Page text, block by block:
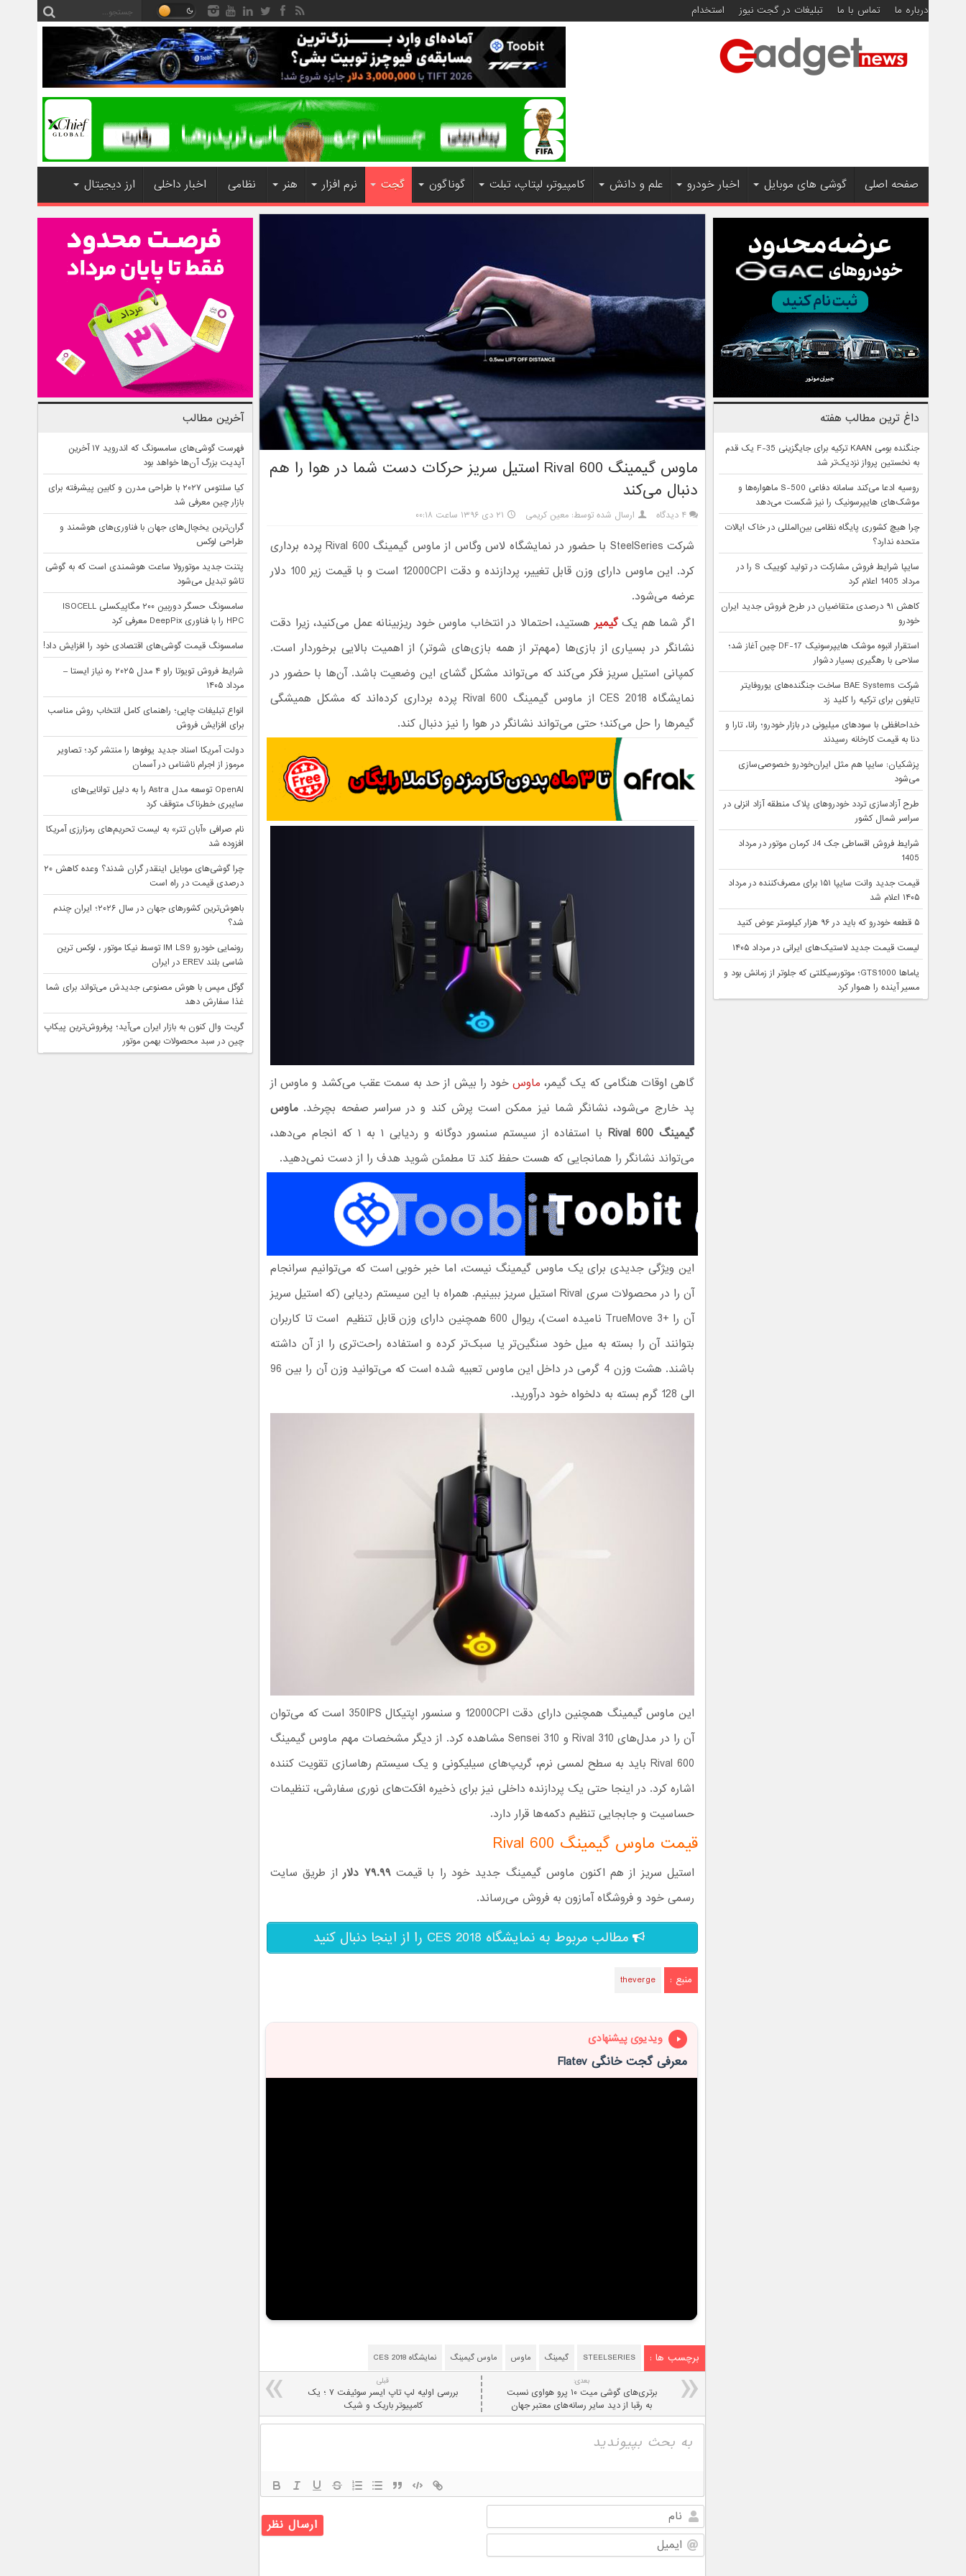
درباره ما تماس با ما تبلیغات در گجت نیوز استخدام
صفحه اصلی گوشی های موبایل اخبار خودرو علم و دانش کامپیوتر، لپتاپ، تبلت گوناگون گجت نرم افزار هنر نظامی اخبار داخلی ارز دیجیتال
ماوس گیمینگ Rival 600 استیل سریز حرکات دست شما در هوا را هم
دنبال می‌کند
۴ دیدگاه ارسال شده توسط: معین کریمی ۲۱ دی ۱۳۹۶ ساعت ۰۰:۱۸
شرکت SteelSeries با حضور در نمایشگاه لاس وگاس از ماوس گیمینگ Rival 600 پرده برداری
کرد. این ماوس دارای وزن قابل تغییر، پردازنده و دقت 12000CPI است و با قیمت زیر 100 دلار
عرضه می‌شود.
اگر شما هم یکگیمیر هستید، احتمالا در انتخاب ماوس خود ریزبینانه عمل می‌کنید، زیرا دقت
نشانگر در بسیاری از بازی‌ها (مهم‌تر از همه بازی‌های شوتر) از اهمیت بالایی برخوردار است.
کمپانی استیل سریز فکر می‌کند که می‌تواند مشکل گشای این وضعیت باشد. آن‌ها با حضور در
نمایشگاه CES 2018 از ماوس گیمینگ Rival 600 پرده برداری کرده‌اند که مشکل همیشگی
گیمرها را حل می‌کند؛ حتی می‌تواند نشانگر در هوا را نیز دنبال کند.
گاهی اوقات هنگامی که یک گیمر، ماوس خود را بیش از حد به سمت عقب می‌کشد و ماوس از
پد خارج می‌شود، نشانگر شما نیز ممکن است پرش کند و در سراسر صفحه بچرخد. ماوس
گیمینگ Rival 600
با استفاده از سیستم سنسور دوگانه و ردیابی ۱ به ۱ که انجام می‌دهد،
می‌تواند نشانگر را همانجایی که هست حفظ کند تا مطمئن شوید هدف را از دست نمی‌دهید.
این ویژگی جدیدی برای یک ماوس گیمینگ نیست، اما خبر خوبی است که می‌توانیم سرانجام
آن را در محصولات سری Rival استیل سریز ببینیم. همراه با این سیستم ردیابی (که استیل سریز
آن را +TrueMove 3 نامیده است)، ریوال 600 همچنین دارای وزن قابل تنظیم است تا کاربران
بتوانند آن را بسته به میل خود سنگین‌تر یا سبک‌تر کرده و استفاده راحت‌تری را از آن داشته
باشند. هشت وزن 4 گرمی در داخل این ماوس تعبیه شده است که می‌توانید وزن آن را بین 96
الی 128 گرم بسته به دلخواه خود درآورید.
این ماوس گیمینگ همچنین دارای دقت 12000CPI و سنسور اپتیکال 350IPS است که می‌توان
آن را در مدل‌های Rival 310‌ و Sensei 310 مشاهده کرد. از دیگر مشخصات مهم ماوس گیمینگ
Rival 600 باید به سطح لمسی نرم، گریپ‌های سیلیکونی و یک سیستم رهاسازی تقویت کننده
اشاره کرد. در اینجا حتی یک پردازنده داخلی نیز برای ذخیره افکت‌های نوری سفارشی، تنظیمات
حساسیت و جابجایی تنظیم دکمه‌ها قرار دارد.
قیمت ماوس گیمینگ Rival 600
استیل سریز از هم اکنون ماوس گیمینگ جدید خود را با قیمت ۷۹.۹۹ دلار
از طریق سایت
رسمی خود و فروشگاه آمازون به فروش می‌رساند.
مطالب مربوط به نمایشگاه CES 2018 را از اینجا دنبال کنید
منبع : theverge
ویدیوی پیشنهادی
معرفی گجت خانگی Flatev
برچسب ها : STEELSERIES گیمینگ ماوس ماوس گیمینگ نمایشگاه CES 2018
قبلی
بررسی اولیه لپ تاپ ایسر سوئیفت ۷ ؛ یک
کامپیوتر باریک و شیک
بعدی:
برتری‌های گوشی میت ۱۰ پرو هواوی نسبت
به رقبا از دید سایر رسانه‌های معتبر جهان
نام
ایمیل
داغ ترین مطالب هفته
جنگنده بومی KAAN ترکیه برای جایگزینی F-35 یک قدم
به نخستین پرواز نزدیک‌تر شد
روسیه ادعا می‌کند سامانه دفاعی S-500 ماهواره‌ها و
موشک‌های هایپرسونیک را نیز شکست می‌دهد
چرا هیچ کشوری پایگاه نظامی بین‌المللی در خاک ایالات
متحده ندارد؟
سایپا شرایط فروش مشارکت در تولید کوییک S را در
مرداد 1405 اعلام کرد
کاهش ۹۱ درصدی متقاضیان در طرح فروش جدید ایران
خودرو
استقرار انبوه موشک هایپرسونیک DF-17 چین آغاز شد؛
سلاحی با رهگیری بسیار دشوار
شرکت BAE Systems ساخت جنگنده‌های یوروفایتر
تایفون برای ترکیه را کلید زد
خداحافظی با سودهای میلیونی در بازار خودرو؛ رانا، تارا و
دنا به قیمت کارخانه رسیدند
پزشکیان: سایپا هم مثل ایران‌خودرو خصوصی‌سازی
می‌شود
طرح آزادسازی تردد خودروهای پلاک منطقه آزاد انزلی در
سراسر شمال کشور
شرایط فروش اقساطی جک J4 کرمان موتور در مرداد
1405
قیمت جدید وانت سایپا ۱۵۱ برای مصرف‌کننده در مرداد
۱۴۰۵ اعلام شد
۵ قطعه خودرو که باید در ۹۶ هزار کیلومتر عوض کنید
لیست قیمت جدید لاستیک‌های ایرانی در مرداد ۱۴۰۵
یاماها GTS1000؛ موتورسیکلتی که جلوتر از زمانش بود و
مسیر آینده را هموار کرد
آخرین مطالب
فهرست گوشی‌های سامسونگ که اندروید ۱۷ آخرین
آپدیت بزرگ آن‌ها خواهد بود
کیا سلتوس ۲۰۲۷ با طراحی مدرن و کابین پیشرفته برای
بازار چین معرفی شد
گران‌ترین یخچال‌های جهان با فناوری‌های هوشمند و
طراحی لوکس
پتنت جدید موتورولا ساعت هوشمندی است که به گوشی
تاشو تبدیل می‌شود
سامسونگ حسگر دوربین ۲۰۰ مگاپیکسلی ISOCELL
HPC را با فناوری DeepPix معرفی کرد
سامسونگ قیمت گوشی‌های اقتصادی خود را افزایش داد!
شرایط فروش تویوتا راو ۴ مدل ۲۰۲۵ ره نیاز ایستا –
مرداد ۱۴۰۵
انواع تبلیغات چاپی؛ راهنمای کامل انتخاب روش مناسب
برای افزایش فروش
دولت آمریکا اسناد جدید یوفوها را منتشر کرد؛ تصاویر
مرموز از اجرام ناشناس در آسمان
OpenAI توسعه مدل Astra را به دلیل توانایی‌های
سایبری خطرناک متوقف کرد
نام صرافی «آبان‌ تتر» به لیست تحریم‌های رمزارزی آمریکا
افزوده شد
چرا گوشی‌های موبایل اینقدر گران شدند؟ وعده کاهش ۲۰
درصدی قیمت در راه است
باهوش‌ترین کشورهای جهان در سال ۲۰۲۶؛ ایران چندم
شد؟
رونمایی خودرو IM LS9 توسط نیکا موتور ، لوکس ترین
شاسی بلند EREV در ایران
گوگل مپس با هوش مصنوعی جدیدش می‌تواند برای شما
غذا سفارش دهد
گریت وال کنون به بازار ایران می‌آید؛ پرفروش‌ترین پیکاپ
چین در سبد محصولات بهمن موتور